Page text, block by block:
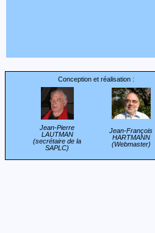
Conception et réalisation :
Jean-Pierre
LAUTMAN
(secrétaire de la
SAPLC)
Jean-François
HARTMANN
(Webmaster)